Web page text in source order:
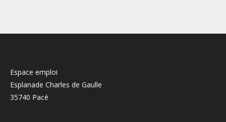
Espace emploi
Esplanade Charles de Gaulle
35740 Pacé